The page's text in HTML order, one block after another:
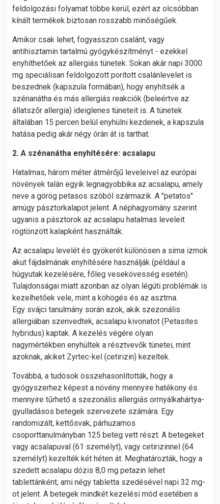
feldolgozási folyamat többe kerül, ezért az olcsóbban
kínált termékek biztosan rosszabb minőségűek.
Amikor csak lehet, fogyasszon csalánt, vagy
antihisztamin tartalmú gyógykészítményt - ezekkel
enyhíthetőek az allergiás tünetek. Sokan akár napi 3000
mg speciálisan feldolgozott porított csalánlevelet is
beszednek (kapszula formában), hogy enyhítsék a
szénanátha és más allergiás reakciók (beleértve az
állatszőr allergia) ideiglenes tüneteit is. A tünetek
általában 15 percen belül enyhülni kezdenek, a kapszula
hatása pedig akár négy órán át is tarthat.
2. A szénanátha enyhítésére: acsalapu
Hatalmas, három méter átmérőjű leveleivel az európai
növények talán egyik legnagyobbika az acsalapu, amely
neve a görög petasos szóból származik. A "petatos"
amúgy pásztorkalapot jelent. A néphagyomány szerint
ugyanis a pásztorok az acsalapu hatalmas leveleit
rögtönzött kalapként használták.
Az acsalapu levelét és gyökerét különösen a sima izmok
akut fájdalmának enyhítésére használják (például a
húgyutak kezelésére, főleg vesekövesség esetén).
Tulajdonságai miatt azonban az olyan légúti problémák is
kezelhetőek vele, mint a köhögés és az asztma.
Egy svájci tanulmány során azok, akik szezonális
allergiában szenvedtek, acsalapu kivonatot (Petasites
hybridus) kaptak. A kezelés végére olyan
nagymértékben enyhültek a résztvevők tünetei, mint
azoknak, akiket Zyrtec-kel (cetirizin) kezeltek.
Továbbá, a tudósok összehasonlították, hogy a
gyógyszerhez képest a növény mennyire hatékony és
mennyire tűrhető a szezonális allergiás orrnyálkahártya-
gyulladásos betegek szervezete számára. Egy
randomizált, kettősvak, párhuzamos
csoporttanulmányban 125 beteg vett részt. A betegeket
vagy acsalapuval (61 személyt), vagy cetirizinnel (64
személyt) kezelték két héten át. Meghatározták, hogy a
szedett acsalapu dózis 8,0 mg petazin lehet
tablettánként, ami négy tabletta szedésével napi 32 mg-
ot jelent. A betegek mindkét kezelési mód esetében a